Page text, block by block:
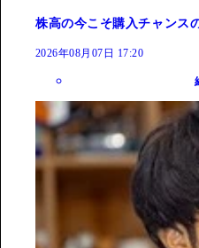
株高の今こそ購入チャンス
2026年08月07日 17:20